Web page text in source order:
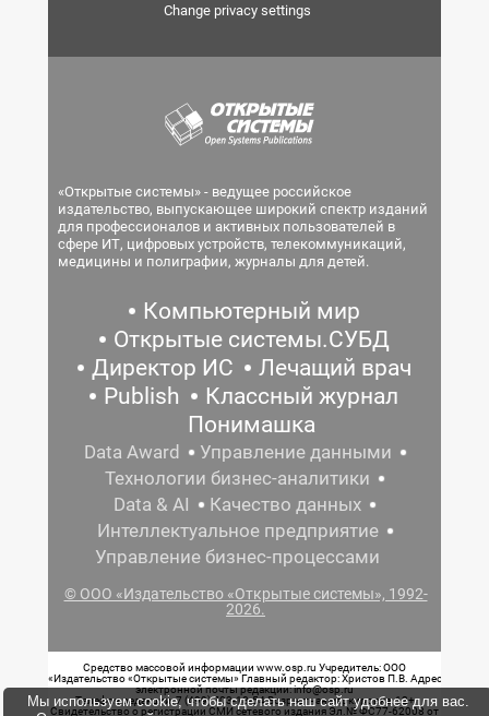
Change privacy settings
«Открытые системы» - ведущее российское
издательство, выпускающее широкий спектр изданий
для профессионалов и активных пользователей в
сфере ИТ, цифровых устройств, телекоммуникаций,
медицины и полиграфии, журналы для детей.
Компьютерный мир
Открытые системы.СУБД
Директор ИС
Лечащий врач
Publish
Классный журнал
Понимашка
Data Award
Управление данными
Технологии бизнес-аналитики
Data & AI
Качество данных
Интеллектуальное предприятие
Управление бизнес-процессами
© ООО «Издательство «Открытые системы», 1992-
2026.
Средство массовой информации www.osp.ru Учредитель: ООО
«Издательство «Открытые системы» Главный редактор: Христов П.В. Адрес
электронной почты редакции: info@osp.ru
Телефон редакции: 7 (499) 703-18-54 Возрастная маркировка: 12+
Свидетельство о регистрации СМИ сетевого издания Эл.№ ФС77-62008 от
Мы используем cookie, чтобы сделать наш сайт удобнее для вас.